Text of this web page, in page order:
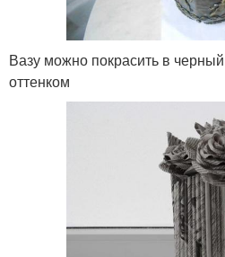
Вазу можно покрасить в
оттенком